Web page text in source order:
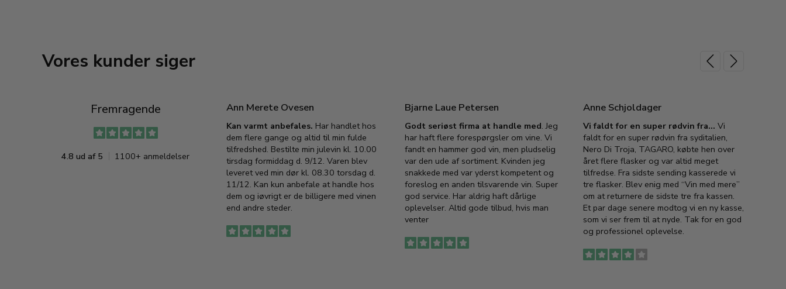
Vores kunder siger
Fremragende
4.8 ud af 5 1100+ anmeldelser
Ann Merete Ovesen
Kan varmt anbefales. Har handlet hos
dem flere gange og altid til min fulde
tilfredshed. Bestilte min julevin kl. 10.00
tirsdag formiddag d. 9/12. Varen blev
leveret ved min dør kl. 08.30 torsdag d.
11/12. Kan kun anbefale at handle hos
dem og iøvrigt er de billigere med vinen
end andre steder.
Bjarne Laue Petersen
Godt seriøst firma at handle med. Jeg
har haft flere forespørgsler om vine. Vi
fandt en hammer god vin, men pludselig
var den ude af sortiment. Kvinden jeg
snakkede med var yderst kompetent og
foreslog en anden tilsvarende vin. Super
god service. Har aldrig haft dårlige
oplevelser. Altid gode tilbud, hvis man
venter
Anne Schjoldager
Vi faldt for en super rødvin fra… Vi
faldt for en super rødvin fra syditalien,
Nero Di Troja, TAGARO, købte hen over
året flere flasker og var altid meget
tilfredse. Fra sidste sending kasserede vi
tre flasker. Blev enig med “Vin med mere”
om at returnere de sidste tre fra kassen.
Et par dage senere modtog vi en ny kasse,
som vi ser frem til at nyde. Tak for en god
og professionel oplevelse.